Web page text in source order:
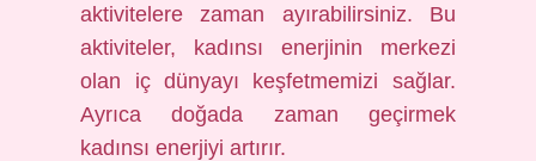
aktivitelere zaman ayırabilirsiniz. Bu
aktiviteler, kadınsı enerjinin merkezi
olan iç dünyayı keşfetmemizi sağlar.
Ayrıca doğada zaman geçirmek
kadınsı enerjiyi artırır.